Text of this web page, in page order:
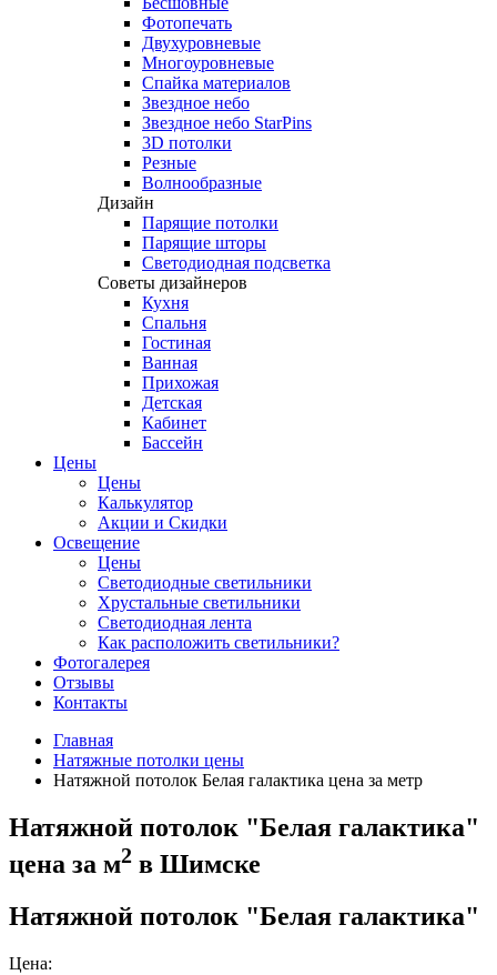
Фотопечать
Двухуровневые
Многоуровневые
Спайка материалов
Звездное небо
Звездное небо StarPins
3D потолки
Резные
Волнообразные
Дизайн
Парящие потолки
Парящие шторы
Светодиодная подсветка
Советы дизайнеров
Кухня
Спальня
Гостиная
Ванная
Прихожая
Детская
Кабинет
Бассейн
Цены
Цены
Калькулятор
Акции и Скидки
Освещение
Цены
Светодиодные светильники
Хрустальные светильники
Светодиодная лента
Как расположить светильники?
Фотогалерея
Отзывы
Контакты
Главная
Натяжные потолки цены
Натяжной потолок Белая галактика цена за метр
Натяжной потолок "Белая галактика"
цена за м2 в Шимске
Натяжной потолок "Белая галактика"
Цена: